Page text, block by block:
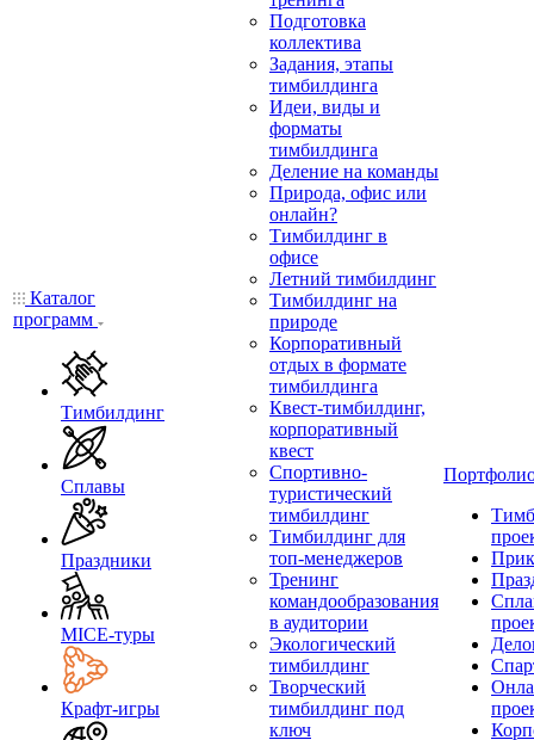
Каталог
программ
Тимбилдинг
Сплавы
Праздники
MICE‑туры
Крафт-игры
Подготовка
коллектива
Задания, этапы
тимбилдинга
Идеи, виды и
форматы
тимбилдинга
Деление на команды
Природа, офис или
онлайн?
Тимбилдинг в
офисе
Летний тимбилдинг
Тимбилдинг на
природе
Корпоративный
отдых в формате
тимбилдинга
Квест-тимбилдинг,
корпоративный
квест
Спортивно-
туристический
тимбилдинг
Тимбилдинг для
топ-менеджеров
Тренинг
командообразования
в аудитории
Экологический
тимбилдинг
Творческий
тимбилдинг под
ключ